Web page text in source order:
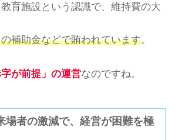
育施設という認識で、維持費の大
補助金などで賄われています。
が前提」の運営なのですね。
場者の激減で、経営が困難を極